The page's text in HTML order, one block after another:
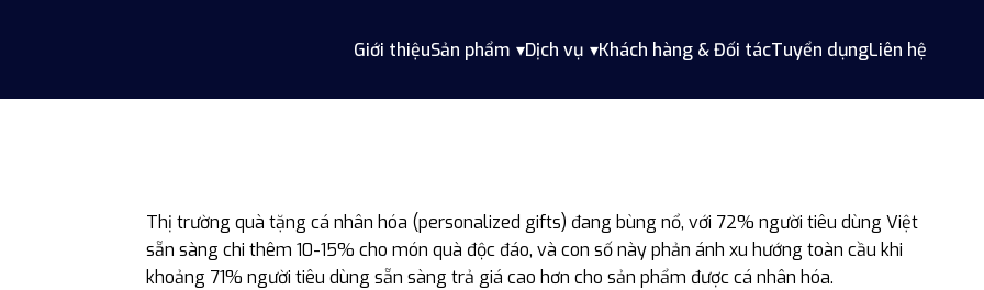
Giới thiệuSản phẩm Dịch vụ Khách hàng & Đối tácTuyển dụngLiên hệ
Thị trường quà tặng cá nhân hóa (personalized gifts) đang bùng nổ, với 72% người tiêu dùng Việt
sẵn sàng chi thêm 10-15% cho món quà độc đáo, và con số này phản ánh xu hướng toàn cầu khi
khoảng 71% người tiêu dùng sẵn sàng trả giá cao hơn cho sản phẩm được cá nhân hóa.